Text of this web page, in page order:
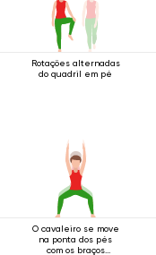
Rotações alternadas
do quadril em pé
O cavaleiro se move
na ponta dos pés
com os braços